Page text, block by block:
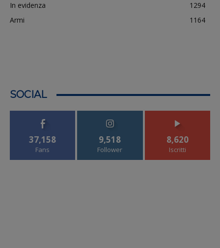
In evidenza
1294
Armi
1164
SOCIAL
37,158
Fans
9,518
Follower
8,620
Iscritti